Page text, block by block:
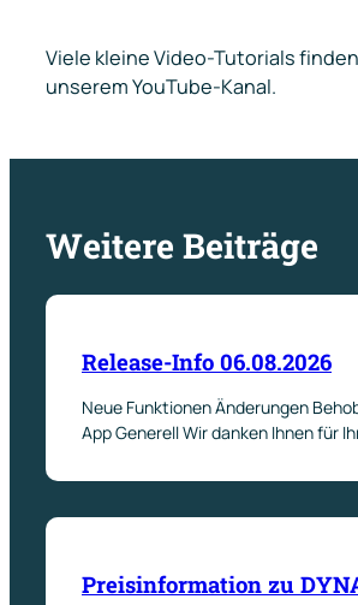
Viele kleine Video-Tutorials
unserem YouTube-Kanal.
Weitere Beiträge
Release-Info 06.08.2026
Neue Funktionen Änderungen
App Generell Wir danken Ihnen für
Preisinformation zu